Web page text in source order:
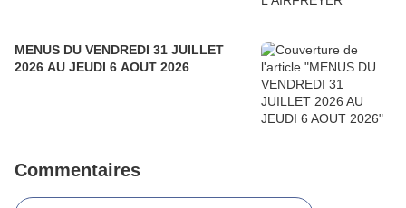
MENUS DU VENDREDI 31 JUILLET
2026 AU JEUDI 6 AOUT 2026
Commentaires